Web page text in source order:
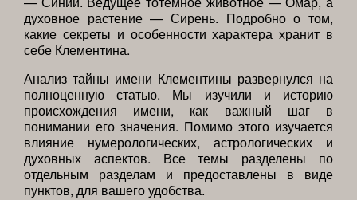
духовное растение — Сирень. Подробно о том,
какие секреты и особенности характера хранит в
себе Клементина.
Анализ тайны имени Клементины развернулся на
полноценную статью. Мы изучили и историю
происхождения имени, как важный шаг в
понимании его значения. Помимо этого изучается
влияние нумерологических, астрологических и
духовных аспектов. Все темы разделены по
отдельным разделам и предоставлены в виде
пунктов, для вашего удобства.